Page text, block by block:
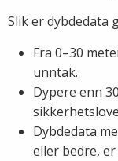
Slik er dybdedata
Fra 0–30
unntak.
Dypere enn
Dybdedata
eller bedre, er